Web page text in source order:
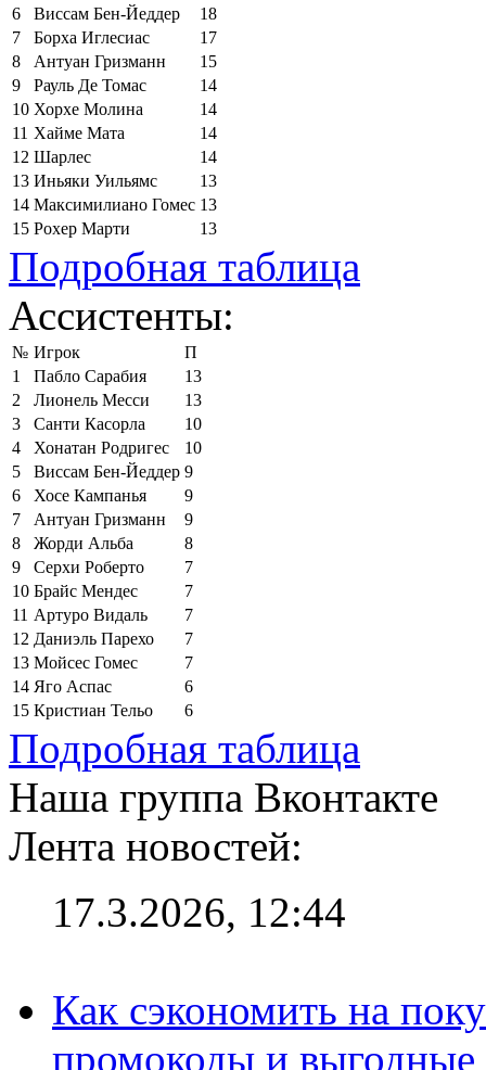
6
Виссам Бен-Йеддер
18
7
Борха Иглесиас
17
8
Антуан Гризманн
15
9
Рауль Де Томас
14
10 Хорхе Молина
14
11 Хайме Мата
14
12 Шарлес
14
13 Иньяки Уильямс
13
14 Максимилиано Гомес 13
15 Рохер Марти 13
Подробная таблица
Ассистенты:
№ Игрок
П
1
Пабло Сарабия
13
2
Лионель Месси
13
3
Санти Касорла
10
4
Хонатан Родригес
10
5
Виссам Бен-Йеддер 9
6
Хосе Кампанья
9
7
Антуан Гризманн
9
8
Жорди Альба
8
9
Серхи Роберто
7
10 Брайс Мендес
7
11 Артуро Видаль
7
12 Даниэль Парехо
7
13 Мойсес Гомес
7
14 Яго Аспас
6
15 Кристиан Тельо 6
Подробная таблица
Наша группа Вконтакте
Лента новостей:
17.3.2026, 12:44
Как сэкономить на
промокоды и выгодные